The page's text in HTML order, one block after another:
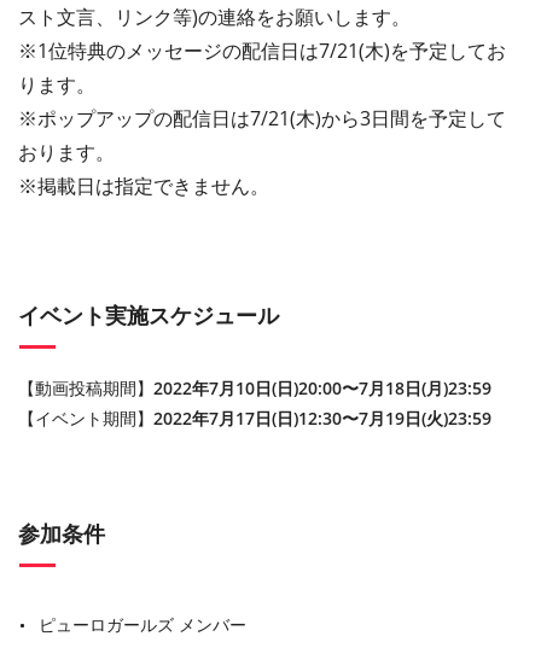
スト文言、リンク等)の連絡をお願いします。
※1位特典のメッセージの配信日は7/21(木)を予定してお
ります。
※ポップアップの配信日は7/21(木)から3日間を予定して
おります。
※掲載日は指定できません。
イベント実施スケジュール
【動画投稿期間】 2022年7月10日(日)20:00〜7月18日(月)23:59
【イベント期間】 2022年7月17日(日)12:30〜7月19日(火)23:59
参加条件
ピューロガールズ メンバー